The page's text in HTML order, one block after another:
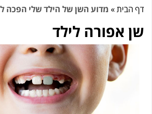
»מדוע השן של הילד שלי הפכה לאפורה?
לילד